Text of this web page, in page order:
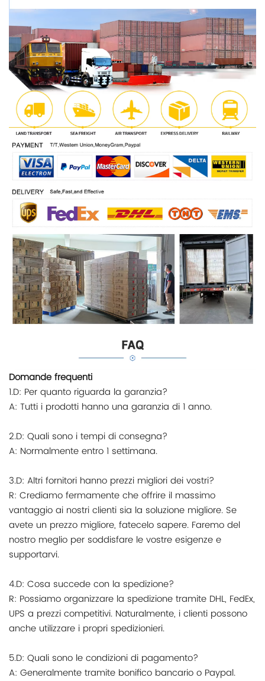
Domande frequenti
1.D: Per quanto riguarda la garanzia?
A: Tutti i prodotti hanno una garanzia di 1 anno.
2.D: Quali sono i tempi di consegna?
A: Normalmente entro 1 settimana.
3.D: Altri fornitori hanno prezzi migliori dei vostri?
R: Crediamo fermamente che offrire il massimo
vantaggio ai nostri clienti sia la soluzione migliore. Se
avete un prezzo migliore, fatecelo sapere. Faremo del
nostro meglio per soddisfare le vostre esigenze e
supportarvi.
4.D: Cosa succede con la spedizione?
R: Possiamo organizzare la spedizione tramite DHL, FedEx,
UPS a prezzi competitivi. Naturalmente, i clienti possono
anche utilizzare i propri spedizionieri.
5.D: Quali sono le condizioni di pagamento?
A: Generalmente tramite bonifico bancario o Paypal.